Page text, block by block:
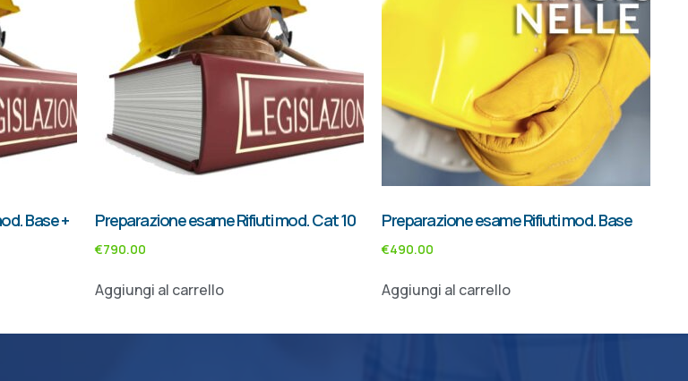
Base +
Preparazione esame Rifiuti mod. Cat 10
€790.00
Aggiungi al carrello
Preparazione esame Rifiuti mod. Base
€490.00
Aggiungi al carrello